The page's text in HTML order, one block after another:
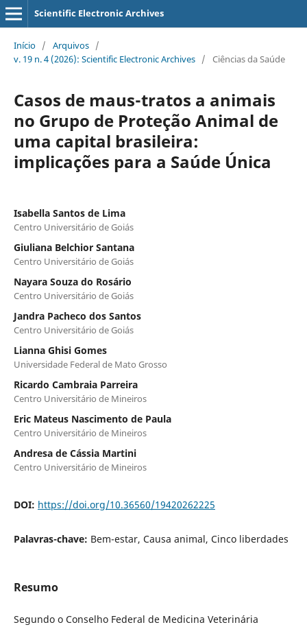
Scientific Electronic Archives
Início / Arquivos /
v. 19 n. 4 (2026): Scientific Electronic Archives / Ciências da Saúde
Casos de maus-tratos a animais
no Grupo de Proteção Animal de
uma capital brasileira:
implicações para a Saúde Única
Isabella Santos de Lima
Centro Universitário de Goiás
Giuliana Belchior Santana
Centro Universitário de Goiás
Nayara Souza do Rosário
Centro Universitário de Goiás
Jandra Pacheco dos Santos
Centro Universitário de Goiás
Lianna Ghisi Gomes
Universidade Federal de Mato Grosso
Ricardo Cambraia Parreira
Centro Universitário de Mineiros
Eric Mateus Nascimento de Paula
Centro Universitário de Mineiros
Andresa de Cássia Martini
Centro Universitário de Mineiros
DOI: https://doi.org/10.36560/19420262225
Palavras-chave: Bem-estar, Causa animal, Cinco liberdades
Resumo
Segundo o Conselho Federal de Medicina Veterinária